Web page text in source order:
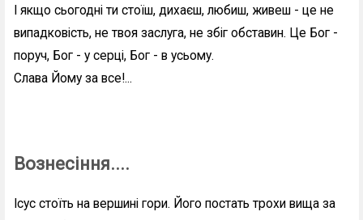
І якщо сьогодні ти стоїш, дихаєш, любиш, живеш - це не
випадковість, не твоя заслуга, не збіг обставин. Це Бог -
поруч, Бог - у серці, Бог - в усьому.
Слава Йому за все!...
Вознесіння....
Ісус стоїть на вершині гори. Його постать трохи вища за